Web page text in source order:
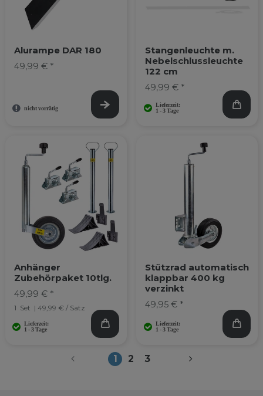
Alurampe DAR 180
49,99 € *
Stangenleuchte m.
Nebelschlussleuchte
122 cm
49,99 € *
Anhänger
Zubehörpaket 10tlg.
49,99 € *
1 Set | 49,99 € / Satz
Stützrad automatisch
klappbar 400 kg
verzinkt
49,95 € *
1 2 3